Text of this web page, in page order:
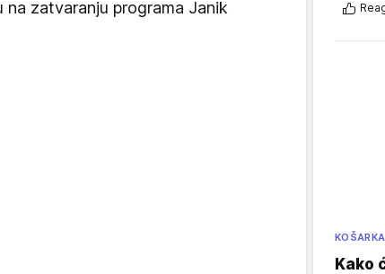
zatvaranju programa Janik
KOŠARKA
Kako